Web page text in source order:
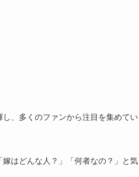
、多くのファンから注目を集めてい
はどんな人？」「何者なの？」と気